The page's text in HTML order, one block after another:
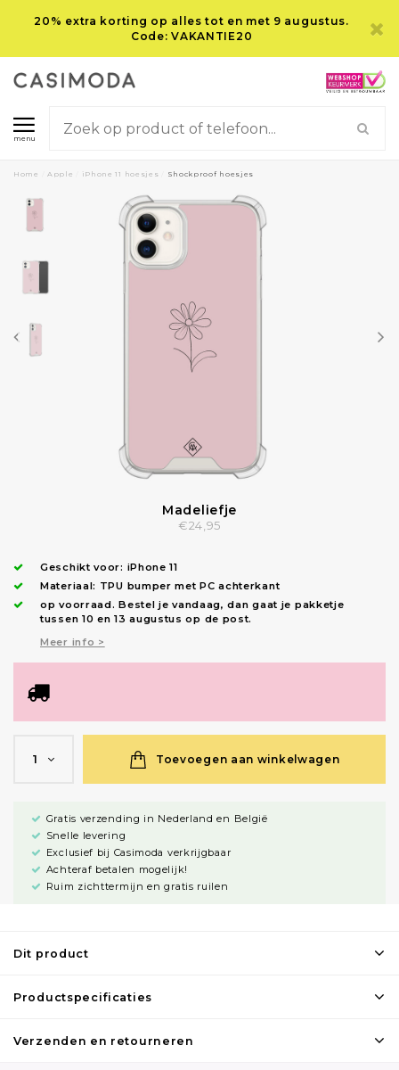
20% extra korting op alles tot en met 9 augustus.
Code: VAKANTIE20
menu
Home Apple iPhone 11 hoesjes Shockproof hoesjes
Madeliefje
€24,95
Geschikt voor: iPhone 11
Materiaal: TPU bumper met PC achterkant
op voorraad.Bestel je vandaag, dan gaat je pakketje
tussen 10 en 13 augustus op de post.
Meer info >
1 Toevoegen aan winkelwagen
Gratis verzending in Nederland en België
Snelle levering
Exclusief bij Casimoda verkrijgbaar
Achteraf betalen mogelijk!
Ruim zichttermijn en gratis ruilen
Dit product
Productspecificaties
Verzenden en retourneren